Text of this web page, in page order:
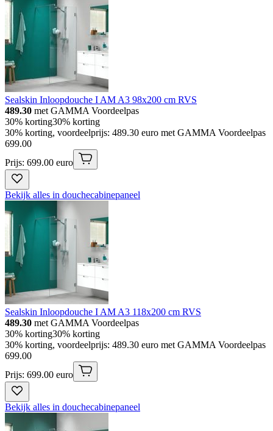
Sealskin Inloopdouche I AM A3 98x200 cm RVS
489.30 met GAMMA Voordeelpas
30% korting30% korting
30% korting, voordeelprijs: 489.30 euro met GAMMA Voordeelpas
699.00
Prijs: 699.00 euro
Bekijk alles in douchecabinepaneel
Sealskin Inloopdouche I AM A3 118x200 cm RVS
489.30 met GAMMA Voordeelpas
30% korting30% korting
30% korting, voordeelprijs: 489.30 euro met GAMMA Voordeelpas
699.00
Prijs: 699.00 euro
Bekijk alles in douchecabinepaneel